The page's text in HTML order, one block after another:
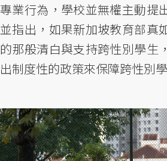
專業行為，學校並無權主動提
並指出，如果新加坡教育部真
的那般清白與支持跨性別學生
出制度性的政策來保障跨性別